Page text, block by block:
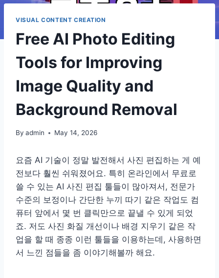
VISUAL CONTENT CREATION
Free AI Photo Editing
Tools for Improving
Image Quality and
Background Removal
By admin May 14, 2026
요즘 AI 기술이 정말 발전해서 사진 편집하는 게 예
전보다 훨씬 쉬워졌어요. 특히 온라인에서 무료로
쓸 수 있는 AI 사진 편집 툴들이 많아져서, 전문가
수준의 보정이나 간단한 누끼 따기 같은 작업도 컴
퓨터 앞에서 몇 번 클릭만으로 끝낼 수 있게 되었
죠. 저도 사진 화질 개선이나 배경 지우기 같은 작
업을 할 때 종종 이런 툴들을 이용하는데, 사용하면
서 느낀 점들을 좀 이야기해볼까 해요.